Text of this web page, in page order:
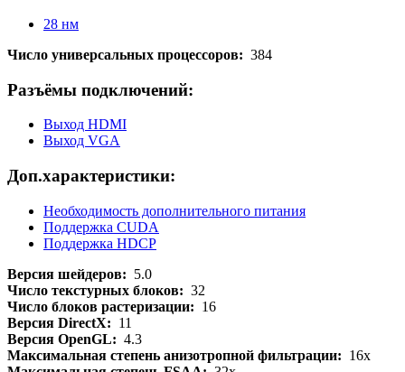
28 нм
Число универсальных процессоров: 384
Разъёмы подключений:
Выход HDMI
Выход VGA
Доп.характеристики:
Необходимость дополнительного питания
Поддержка CUDA
Поддержка HDCP
Версия шейдеров: 5.0
Число текстурных блоков: 32
Число блоков растеризации: 16
Версия DirectX: 11
Версия OpenGL: 4.3
Максимальная степень анизотропной фильтрации: 16x